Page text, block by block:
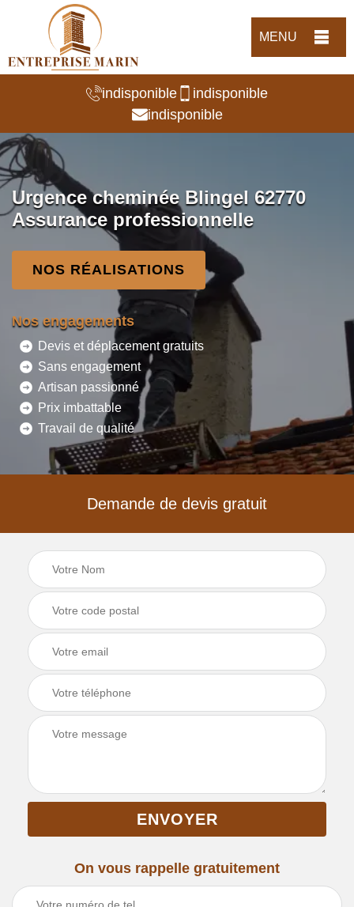
MENU
indisponible
indisponible
indisponible
Urgence cheminée Blingel 62770
Assurance professionnelle
NOS RÉALISATIONS
Nos engagements
Devis et déplacement gratuits
Sans engagement
Artisan passionné
Prix imbattable
Travail de qualité
Demande de devis gratuit
On vous rappelle gratuitement